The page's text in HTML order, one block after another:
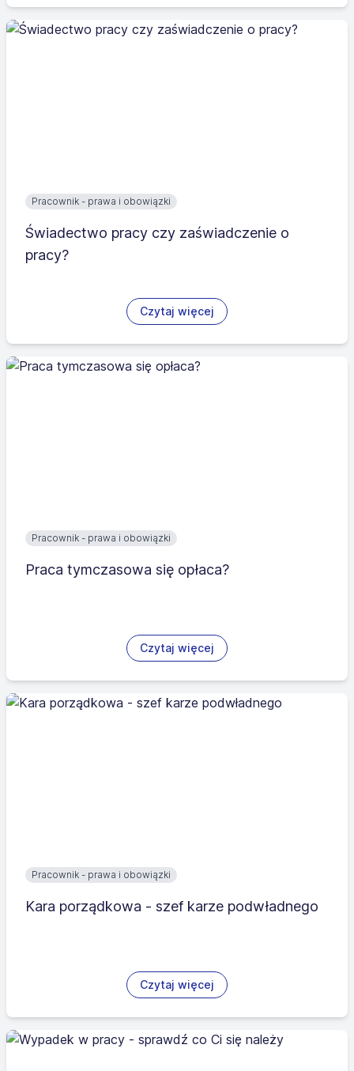
Pracownik - prawa i obowiązki
Świadectwo pracy czy zaświadczenie o
pracy?
Czytaj więcej
Pracownik - prawa i obowiązki
Praca tymczasowa się opłaca?
Czytaj więcej
Pracownik - prawa i obowiązki
Kara porządkowa - szef karze podwładnego
Czytaj więcej